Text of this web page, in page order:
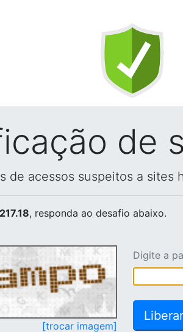
de
de acessos suspeitos a sites
, responda ao desafio abaixo.
[trocar imagem]
Digite a